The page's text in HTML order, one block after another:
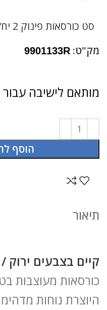
סט כורסאות פינוק 2 יח' + שולחן (גוון אדום)
מק"ט: 9901133R
מותאם לישיבה עבור
הוסף
תיאור
קיים בצבעים ירוק
כורסאות מעוצבות
היוצרת נוחות